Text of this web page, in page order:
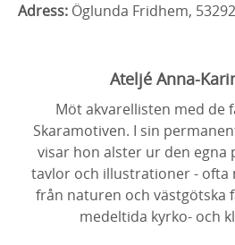
Adress: Öglunda Fridhem,
Ateljé Anna-
Möt akvarellisten med de
Skaramotiven. I sin
visar hon alster ur den egna
tavlor och illustrationer - ofta
från naturen och västgötska
medeltida kyrko- och